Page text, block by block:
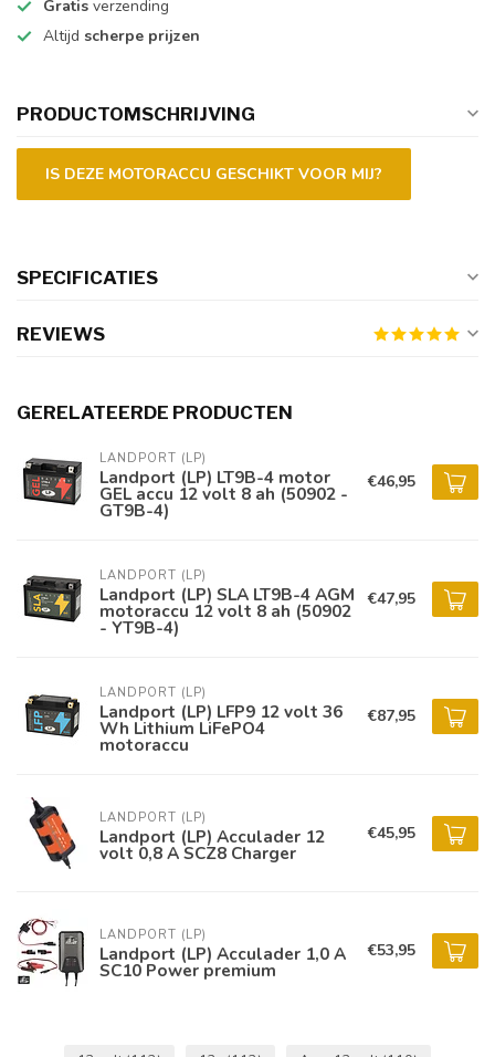
Gratis verzending
Altijd scherpe prijzen
PRODUCTOMSCHRIJVING
IS DEZE MOTORACCU GESCHIKT VOOR MIJ?
SPECIFICATIES
REVIEWS
GERELATEERDE PRODUCTEN
LANDPORT (LP)
Landport (LP) LT9B-4 motor
GEL accu 12 volt 8 ah (50902 -
GT9B-4)
€46,95
LANDPORT (LP)
Landport (LP) SLA LT9B-4 AGM
motoraccu 12 volt 8 ah (50902
- YT9B-4)
€47,95
LANDPORT (LP)
Landport (LP) LFP9 12 volt 36
Wh Lithium LiFePO4
motoraccu
€87,95
LANDPORT (LP)
Landport (LP) Acculader 12
volt 0,8 A SCZ8 Charger
€45,95
LANDPORT (LP)
Landport (LP) Acculader 1,0 A
SC10 Power premium
€53,95